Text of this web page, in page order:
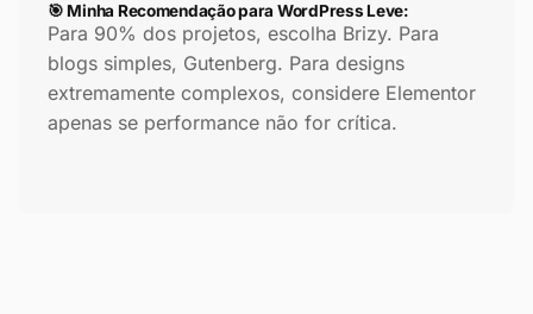
🎯 Minha Recomendação para WordPress Leve:
Para 90% dos projetos, escolha Brizy. Para
blogs simples, Gutenberg. Para designs
extremamente complexos, considere Elementor
apenas se performance não for crítica.